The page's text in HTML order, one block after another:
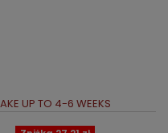
UP TO 4-6 WEEKS